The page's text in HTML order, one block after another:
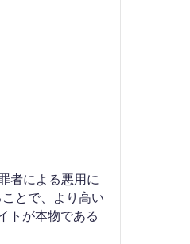
者による悪用に
とで、より高い
トが本物である